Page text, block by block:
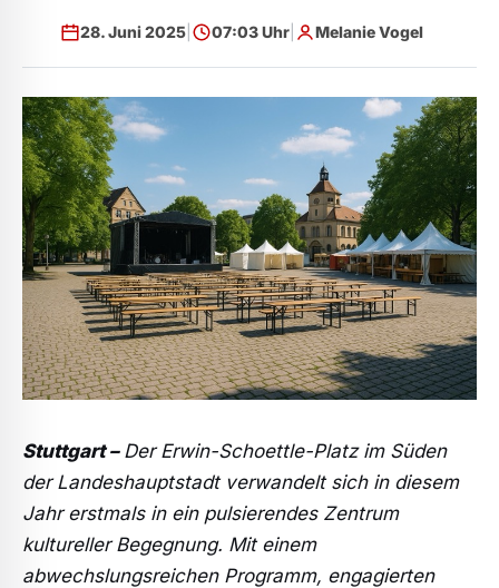
28. Juni 2025| 07:03 Uhr| Melanie Vogel
Stuttgart – Der Erwin-Schoettle-Platz im Süden
der Landeshauptstadt verwandelt sich in diesem
Jahr erstmals in ein pulsierendes Zentrum
kultureller Begegnung. Mit einem
abwechslungsreichen Programm, engagierten